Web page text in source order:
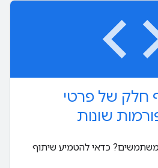
חלק של פרטי
שונות
כדאי להטמיע שיתוף